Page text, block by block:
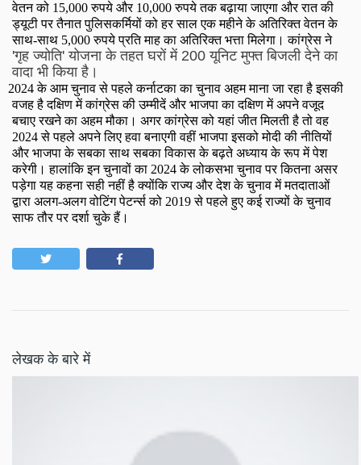
वेतन को 15,000रुपये और 10,000रुपये तक बढ़ाया जाएगा और रात की
ड्यूटी पर तैनात पुलिसकर्मियों को हर साल एक महीने के अतिरिक्त वेतन के
साथ-साथ 5,000रुपये प्रति माह का अतिरिक्त भत्ता मिलेगा। कांग्रेस ने
'गृह ज्योति'योजना के तहत घरों में 200यूनिट मुफ्त बिजली देने का
वादा भी किया है।
2024के आम चुनाव से पहले कर्नाटका का चुनाव अहम माना जा रहा है इसकी
वजह है दक्षिण में कांग्रेस की उम्मीदें और भाजपा का दक्षिण में अपने वजूद
बचाए रखने का अहम मौका। अगर कांग्रेस को यहां जीत मिलती है तो वह
2024से पहले अपने लिए हवा बनाएगी वहीं भाजपा इसको मोदी की नीतियों
और भाजपा के सबका साथ सबका विकास के बढ़ते अध्याय के रूप में पेश
करेगी। हालांकि इन चुनावों का 2024के लोकसभा चुनाव पर कितना असर
पड़ेगा यह कहना सही नहीं है क्योंकि राज्य और देश के चुनाव में मतदाताओं
द्वारा अलग-अलग वोटिंग पेटर्न्स को 2019से पहले हुए कई राज्यों के चुनाव
साफ तौर पर दर्शा चुके हैं।
लेखक के बारे में